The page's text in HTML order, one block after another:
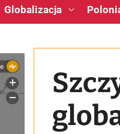
Globalizacja